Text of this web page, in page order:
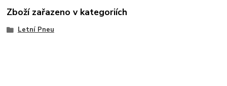
Zboží zařazeno v kategoriích
Letní Pneu